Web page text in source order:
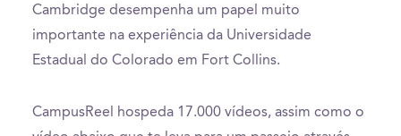
Cambridge desempenha um papel muito
importante na experiência da Universidade
Estadual do Colorado em Fort Collins.
CampusReel hospeda 17.000 vídeos, assim como o